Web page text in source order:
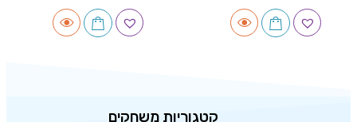
קטגוריות משחקים